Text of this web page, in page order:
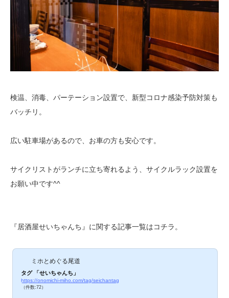
検温、消毒、パーテーション設置で、新型コロナ感染予防対策も
バッチリ。
広い駐車場があるので、お車の方も安心です。
サイクリストがランチに立ち寄れるよう、サイクルラック設置を
お願い中です^^
『居酒屋せいちゃんち』に関する記事一覧はコチラ。
ミホとめぐる尾道
タグ 「せいちゃんち」
https://onomichi-miho.com/tag/seichantag
（件数:72）